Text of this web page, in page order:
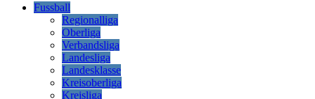
Fussball
Regionalliga
Oberliga
Verbandsliga
Landesliga
Landesklasse
Kreisoberliga
Kreisliga